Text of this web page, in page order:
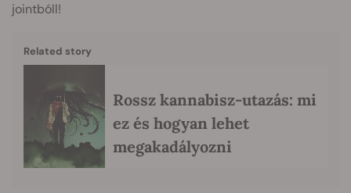
jointbóll!
Related story
Rossz kannabisz-utazás: mi
ez és hogyan lehet
megakadályozni